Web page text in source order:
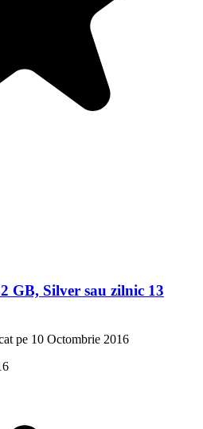
GB, Silver sau zilnic 13
pe 10 Octombrie 2016